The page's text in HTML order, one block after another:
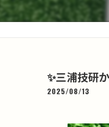
✨三浦技研
2025/08/13